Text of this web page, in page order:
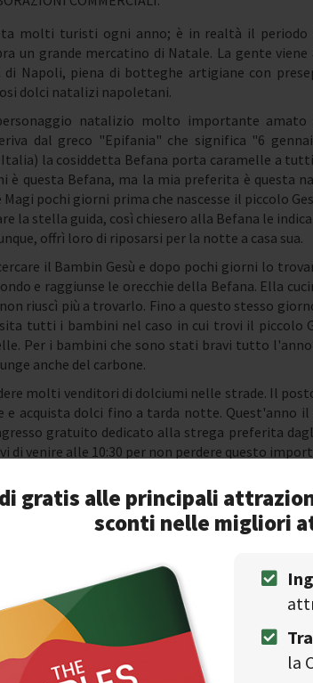
gratis alle principali
sconti nelle migliori
la
molti turisti ogni anno; è in realtà il periodo
un grande mercatino di Natale. La gente viene
Napoli, piena di botteghe artigiane con
dolci natalizi napoletani.
natalizio molto importante amato
dal greco "Epifania" che significa "6
la cosiddetta Befana porta caramelle a
è questa Befana, ma la mia preferita è questa
pochi giorni prima che nascesse il piccolo
la stella guida, così chiesero alla Befana le
offrì loro di riposarsi per la notte a casa sua.
il Bambin Gesù e dopo pochi giorni lo
e raggiunse le orecchie della Befana. Ella
riuscì più a trovarlo. Fino a questo stesso
tutti i bambini nel caso in cui trovi il piccolo
Per i bambini che sono stati bravi tutto
anche del carbone.
molti venditori di dolciumi nelle strade. Il
e acquista dolci fino a tarda notte. Quest'anno
gratuito dedicato alla strega preferita
di venire alle 10:30 per non perdere questo
sul lungomare Caracciolo, dove gli